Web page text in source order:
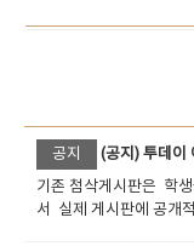
공지
(공지) 투데이
기존 첨삭게시판은 학
서 실제 게시판에 공개